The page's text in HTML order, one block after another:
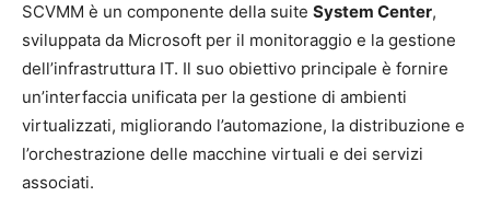
SCVMM è un componente della suite System Center,
sviluppata da Microsoft per il monitoraggio e la gestione
dell’infrastruttura IT. Il suo obiettivo principale è fornire
un’interfaccia unificata per la gestione di ambienti
virtualizzati, migliorando l’automazione, la distribuzione e
l’orchestrazione delle macchine virtuali e dei servizi
associati.